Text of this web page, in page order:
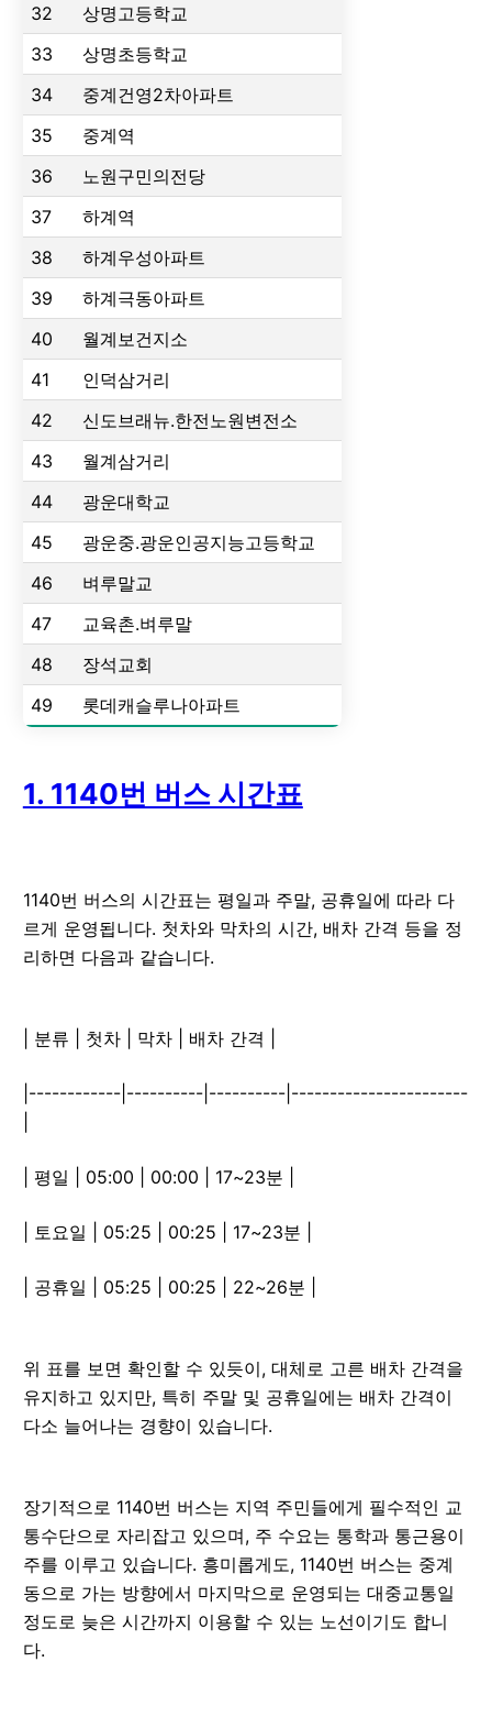
32
상명고등학교
33
상명초등학교
34
중계건영2차아파트
35
중계역
36
노원구민의전당
37
하계역
38
하계우성아파트
39
하계극동아파트
40
월계보건지소
41
인덕삼거리
42
신도브래뉴.한전노원변전소
43
월계삼거리
44
광운대학교
45
광운중.광운인공지능고등학교
46
벼루말교
47
교육촌.벼루말
48
장석교회
49
롯데캐슬루나아파트
1. 1140번 버스 시간표
1140번 버스의 시간표는 평일과 주말, 공휴일에 따라 다
르게 운영됩니다. 첫차와 막차의 시간, 배차 간격 등을 정
리하면 다음과 같습니다.
| 분류 | 첫차 | 막차 | 배차 간격 |
|------------|----------|----------|-----------------------
| 평일 | 05:00 | 00:00 | 17~23분 |
| 토요일 | 05:25 | 00:25 | 17~23분 |
| 공휴일 | 05:25 | 00:25 | 22~26분 |
위 표를 보면 확인할 수 있듯이, 대체로 고른 배차 간격을
유지하고 있지만, 특히 주말 및 공휴일에는 배차 간격이
다소 늘어나는 경향이 있습니다.
장기적으로 1140번 버스는 지역 주민들에게 필수적인 교
통수단으로 자리잡고 있으며, 주 수요는 통학과 통근용이
주를 이루고 있습니다. 흥미롭게도, 1140번 버스는 중계
동으로 가는 방향에서 마지막으로 운영되는 대중교통일
정도로 늦은 시간까지 이용할 수 있는 노선이기도 합니
다.